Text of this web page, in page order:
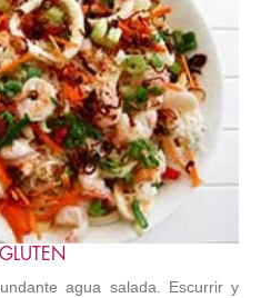
agua salada. Escurrir y